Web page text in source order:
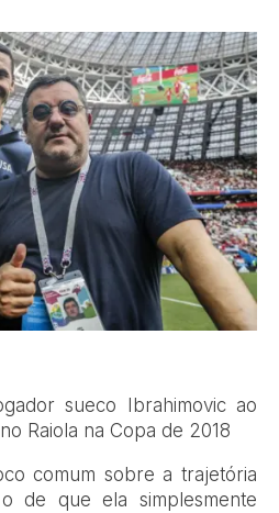
sueco Ibrahimovic ao
Raiola na Copa de 2018
comum sobre a trajetória
de que ela simplesmente